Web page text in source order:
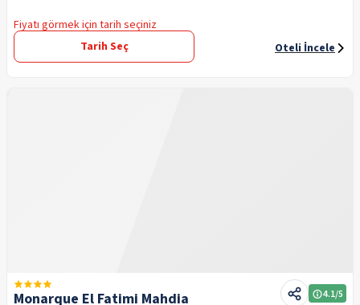
Fiyatı görmek için tarih seçiniz
Tarih Seç
Oteli İncele
Monarque El Fatimi Mahdia 4.1/5